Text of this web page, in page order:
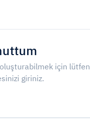
oluşturabilmek için lütfen
giriniz.